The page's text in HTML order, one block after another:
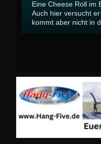
Eine Cheese Roll im
Auch hier versucht
kommt aber nicht in